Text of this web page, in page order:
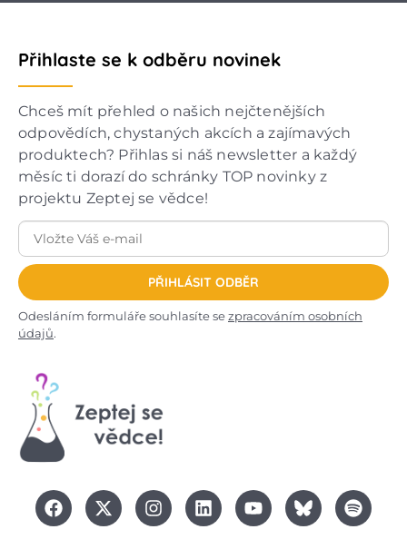
Přihlaste se k odběru novinek
Chceš mít přehled o našich nejčtenějších
odpovědích, chystaných akcích a zajímavých
produktech? Přihlas si náš newsletter a každý
měsíc ti dorazí do schránky TOP novinky z
projektu Zeptej se vědce!
PŘIHLÁSIT ODBĚR
Odesláním formuláře souhlasíte sezpracováním osobních
údajů.